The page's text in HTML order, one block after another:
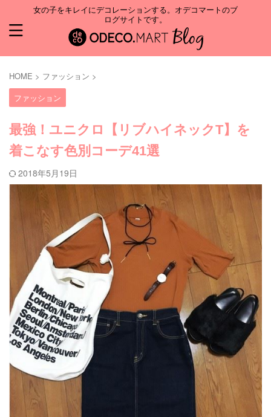
女の子をキレイにデコレーションする。オデコマートのブ
ログサイトです。
HOME > ファッション >
ファッション
最強！ユニクロ【リブハイネックT】を
着こなす色別コーデ41選
2018年5月19日